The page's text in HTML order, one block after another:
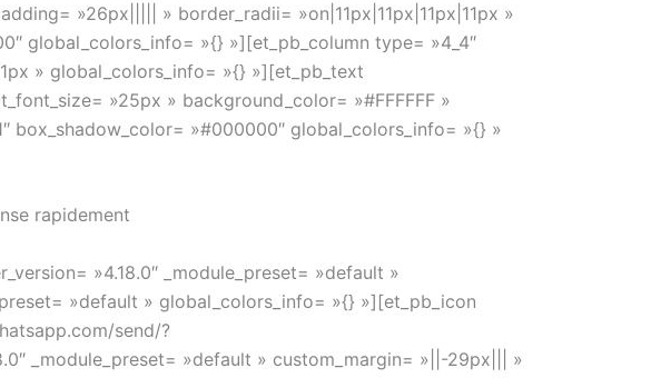
»26px||||| » border_radii= »on|11px|11px|11px|11px »
global_colors_info= »{} »][et_pb_column type= »4_4″
» global_colors_info= »{} »][et_pb_text
»25px » background_color= »#FFFFFF »
box_shadow_color= »#000000″ global_colors_info= »{} »
rapidement
»4.18.0″ _module_preset= »default »
»default » global_colors_info= »{} »][et_pb_icon
send/?
_module_preset= »default » custom_margin= »||-29px||| »